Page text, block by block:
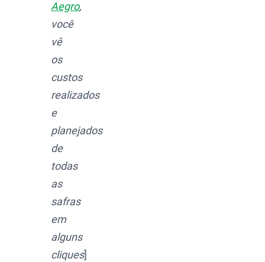
Aegro,
você
vê
os
custos
realizados
e
planejados
de
todas
as
safras
em
alguns
cliques]